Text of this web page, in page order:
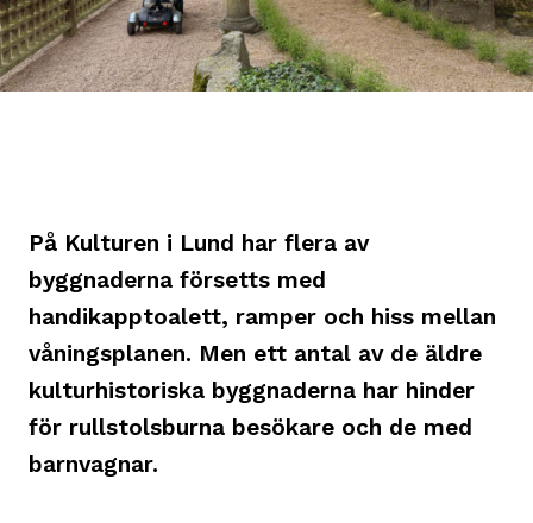
På Kulturen i Lund har flera av
byggnaderna försetts med
handikapptoalett, ramper och hiss mellan
våningsplanen. Men ett antal av de äldre
kulturhistoriska byggnaderna har hinder
för rullstolsburna besökare och de med
barnvagnar.